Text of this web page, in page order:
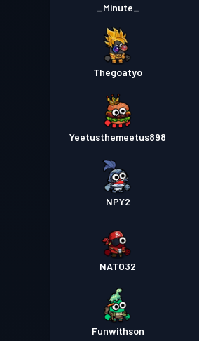
_Minute_
Thegoatyo
Yeetusthemeetus898
NPY2
NATO32
Funwithson